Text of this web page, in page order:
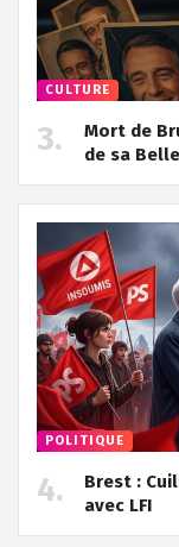
CULTURE
Mort de
de sa
POLITIQUE
Brest :
avec LFI